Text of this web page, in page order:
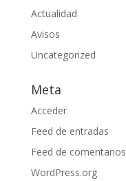
Actualidad
Avisos
Uncategorized
Meta
Acceder
Feed de entradas
Feed de comentarios
WordPress.org